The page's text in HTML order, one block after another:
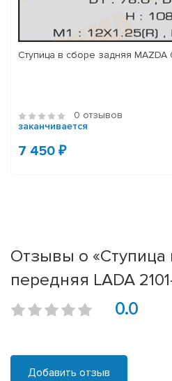
Ступица в сборе задняя MAZDA
0 отзывов
заканчивается
7 450 ₽
Отзывы о «Ступица
передняя LADA
0.0
Добавить отзыв